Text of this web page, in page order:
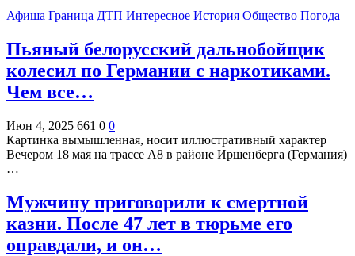
Афиша Граница ДТП Интересное История Общество Погода
Пьяный белорусский дальнобойщик
колесил по Германии с наркотиками.
Чем все…
Июн 4, 2025 661 0 0
Картинка вымышленная, носит иллюстративный характер
Вечером 18 мая на трассе A8 в районе Иршенберга (Германия)
…
Мужчину приговорили к смертной
казни. После 47 лет в тюрьме его
оправдали, и он…